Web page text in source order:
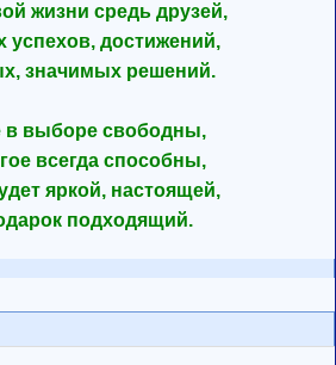
жизни средь друзей,
успехов, достижений,
значимых решений.
в выборе свободны,
всегда способны,
яркой, настоящей,
подходящий.